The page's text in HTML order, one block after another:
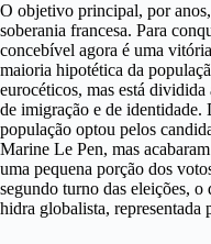
O objetivo principal, por
soberania francesa. Para
concebível agora é uma
maioria hipotética da
eurocéticos, mas está dividida
de imigração e de identidade.
população optou pelos
Marine Le Pen, mas
uma pequena porção dos
segundo turno das eleições, o
hidra globalista, representada